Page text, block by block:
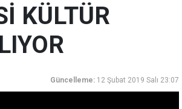
KÜLTÜR
Güncelleme: 12 Şubat 2019 Salı 23:07